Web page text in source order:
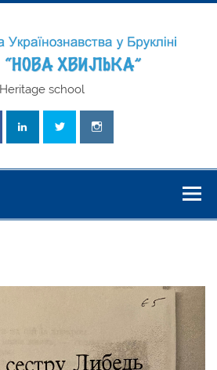
"Нова
Heritage school